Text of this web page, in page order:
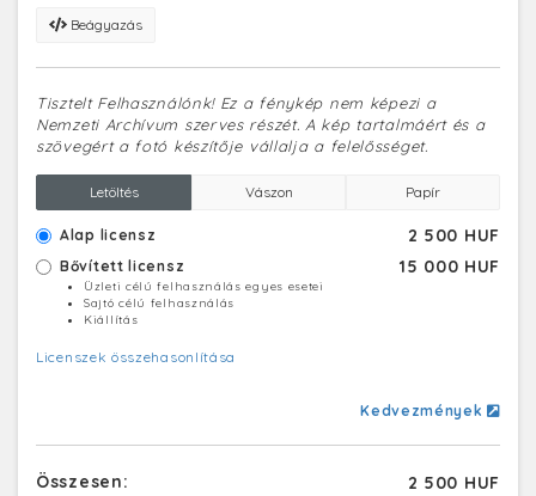
Beágyazás
Tisztelt Felhasználónk! Ez a fénykép nem képezi a
Nemzeti Archívum szerves részét. A kép tartalmáért és a
szövegért a fotó készítője vállalja a felelősséget.
Letöltés Vászon Papír
Alap licensz 2 500 HUF
Bővített licensz 15 000 HUF
Üzleti célú felhasználás egyes esetei
Sajtó célú felhasználás
Kiállítás
Licenszek összehasonlítása
Kedvezmények
Összesen: 2 500 HUF